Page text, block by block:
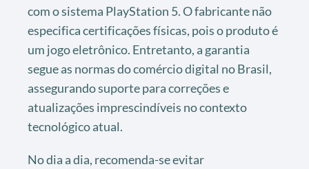
com o sistema PlayStation 5. O fabricante não
especifica certificações físicas, pois o produto é
um jogo eletrônico. Entretanto, a garantia
segue as normas do comércio digital no Brasil,
assegurando suporte para correções e
atualizações imprescindíveis no contexto
tecnológico atual.
No dia a dia, recomenda-se evitar